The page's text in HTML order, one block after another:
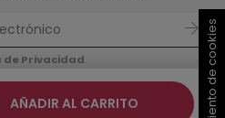
AÑADIR AL CARRITO
Privacidad.